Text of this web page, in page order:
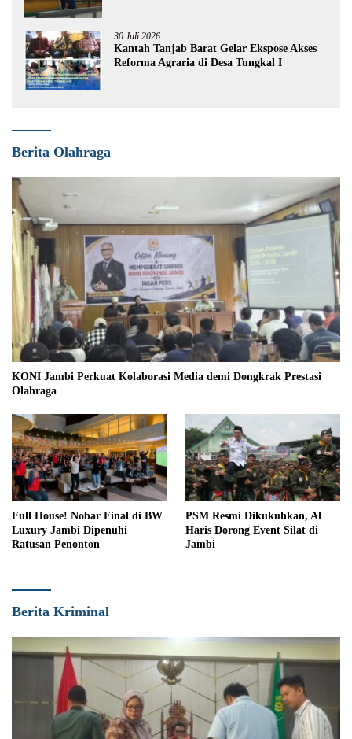
30 Juli 2026
Kantah Tanjab Barat Gelar Ekspose Akses
Reforma Agraria di Desa Tungkal I
Berita Olahraga
KONI Jambi Perkuat Kolaborasi Media demi Dongkrak Prestasi
Olahraga
Full House! Nobar Final di BW
Luxury Jambi Dipenuhi
Ratusan Penonton
PSM Resmi Dikukuhkan, Al
Haris Dorong Event Silat di
Jambi
Berita Kriminal